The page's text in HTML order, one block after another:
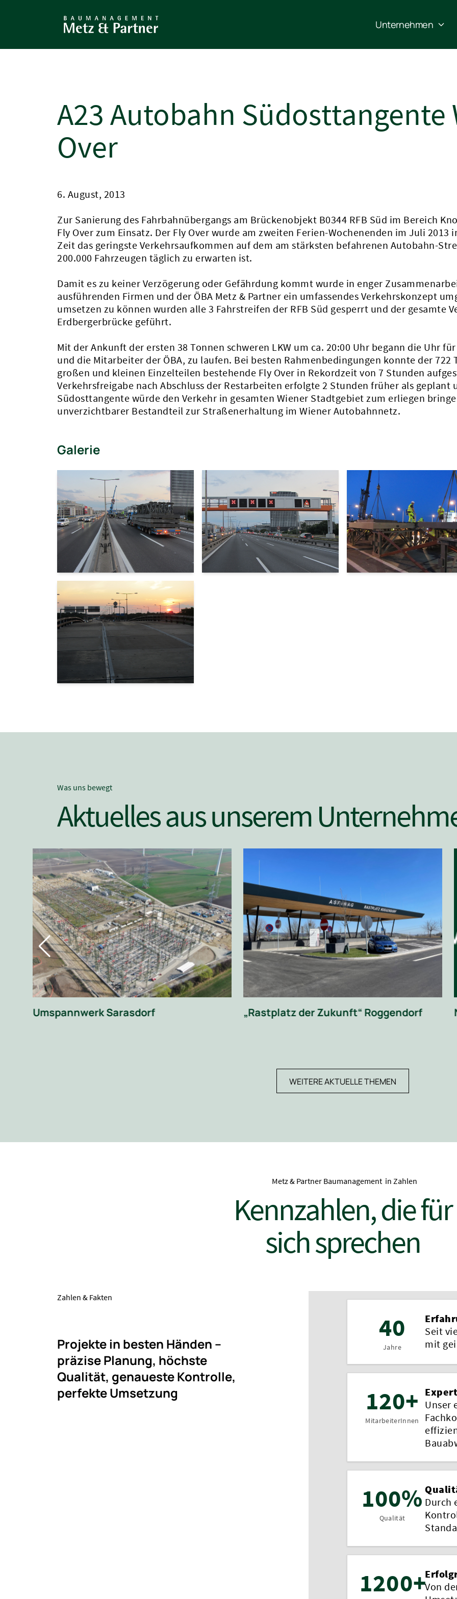
Unternehmen
A23 Autobahn Südosttangente
Over
6. August, 2013
Zur Sanierung des Fahrbahnübergangs am Brückenobjekt B0344 RFB Süd im Bereich
Fly Over zum Einsatz. Der Fly Over wurde am zweiten Ferien-Wochenenden im Juli
Zeit das geringste Verkehrsaufkommen auf dem am stärksten befahrenen Autobahn-
200.000 Fahrzeugen täglich zu erwarten ist.
Damit es zu keiner Verzögerung oder Gefährdung kommt wurde in enger
ausführenden Firmen und der ÖBA Metz & Partner ein umfassendes Verkehrskonzept
umsetzen zu können wurden alle 3 Fahrstreifen der RFB Süd gesperrt und der gesamte
Erdbergerbrücke geführt.
Mit der Ankunft der ersten 38 Tonnen schweren LKW um ca. 20:00 Uhr begann die Uhr
und die Mitarbeiter der ÖBA, zu laufen. Bei besten Rahmenbedingungen konnte der 722
großen und kleinen Einzelteilen bestehende Fly Over in Rekordzeit von 7 Stunden
Verkehrsfreigabe nach Abschluss der Restarbeiten erfolgte 2 Stunden früher als geplant
Südosttangente würde den Verkehr in gesamten Wiener Stadtgebiet zum erliegen
unverzichtbarer Bestandteil zur Straßenerhaltung im Wiener Autobahnnetz.
Galerie
Was uns bewegt
Aktuelles aus unserem
Umspannwerk Sarasdorf „Rastplatz der Zukunft“ Roggendorf
WEITERE AKTUELLE THEMEN
Metz & Partner Baumanagement in Zahlen
Kennzahlen, die für
sich sprechen
Zahlen & Fakten
Projekte in besten Händen –
präzise Planung, höchste
Qualität, genaueste Kontrolle,
perfekte Umsetzung
40
Jahre
Seit
mit
120+
MitarbeiterInnen
Unser
100%
Qualität
Durch
1200+Von